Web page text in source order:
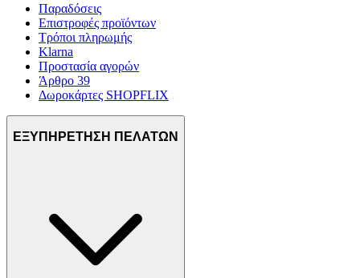
Παραδόσεις
Επιστροφές προϊόντων
Τρόποι πληρωμής
Klarna
Προστασία αγορών
Άρθρο 39
Δωροκάρτες SHOPFLIX
ΕΞΥΠΗΡΕΤΗΣΗ ΠΕΛΑΤΩΝ